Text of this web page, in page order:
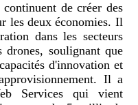
de créer des
les deux économies. Il
dans les secteurs
drones, soulignant que
d'innovation et
Il a
Services qui vient